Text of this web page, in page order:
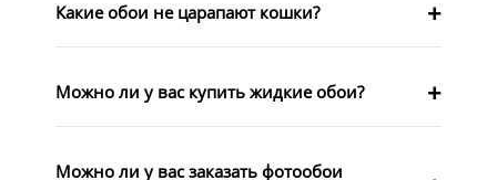
Какие обои не царапают кошки?
Можно ли у вас купить жидкие обои?
Можно ли у вас заказать фотообои